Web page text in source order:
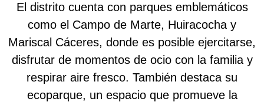
El distrito cuenta con parques emblemáticos
como el Campo de Marte, Huiracocha y
Mariscal Cáceres, donde es posible ejercitarse,
disfrutar de momentos de ocio con la familia y
respirar aire fresco. También destaca su
ecoparque, un espacio que promueve la